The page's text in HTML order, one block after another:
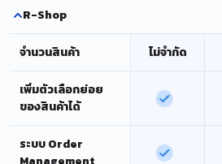
R-Shop
จำนวนสินค้า ไม่จำกัด
เพิ่มตัวเลือกย่อย
ของสินค้าได้
ระบบ Order